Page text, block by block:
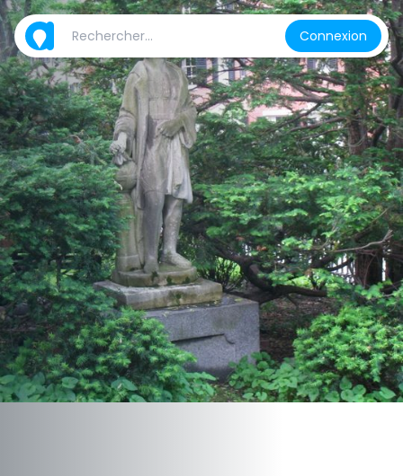
Connexion